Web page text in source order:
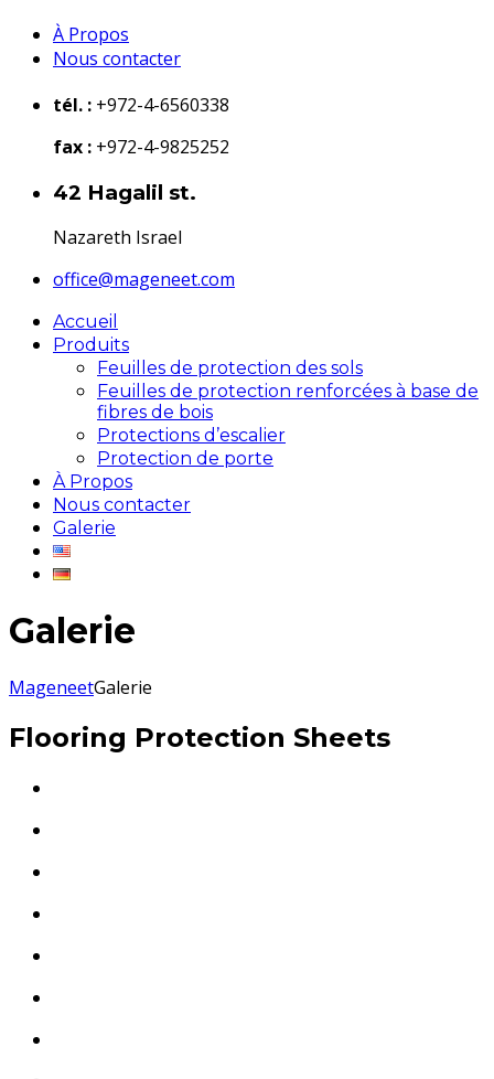
À Propos
Nous contacter
tél. : +972-4-6560338
fax : +972-4-9825252
42 Hagalil st.
Nazareth Israel
office@mageneet.com
Accueil
Produits
Feuilles de protection des sols
Feuilles de protection renforcées à base de
fibres de bois
Protections d’escalier
Protection de porte
À Propos
Nous contacter
Galerie
Galerie
MageneetGalerie
Flooring Protection Sheets